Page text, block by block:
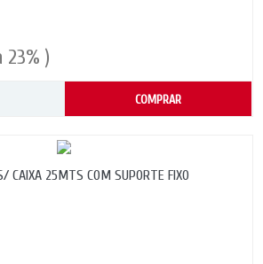
23% )
COMPRAR
CAIXA 25MTS COM SUPORTE FIXO